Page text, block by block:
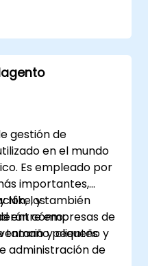
gestión de
en el mundo
Es empleado por
importantes,
Nike, y también
entre empresas de
tamaño pequeño y
los
cómo:
y clientes
administración de